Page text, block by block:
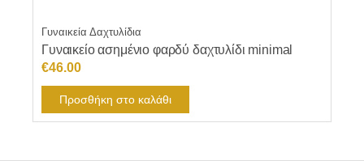
Γυναικεία Δαχτυλίδια
Γυναικείο ασημένιο φαρδύ δαχτυλίδι minimal
€46.00
Προσθήκη στο καλάθι